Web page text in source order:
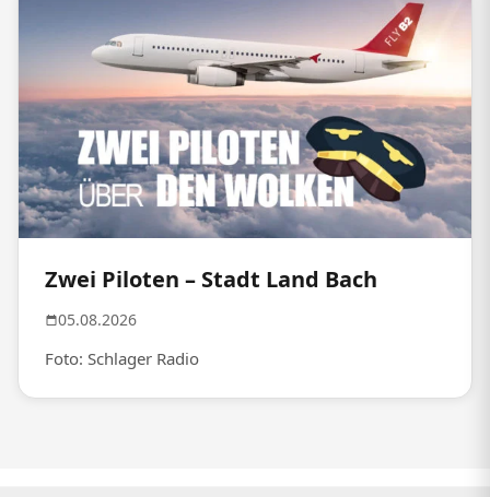
Zwei Piloten – Stadt Land Bach
05.08.2026
Foto: Schlager Radio